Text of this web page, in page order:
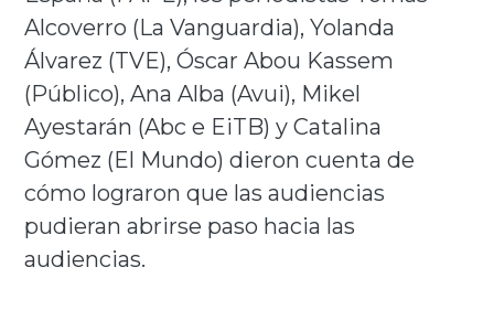
Alcoverro (La Vanguardia), Yolanda
Álvarez (TVE), Óscar Abou Kassem
(Público), Ana Alba (Avui), Mikel
Ayestarán (Abc e EiTB) y Catalina
Gómez (El Mundo) dieron cuenta de
cómo lograron que las audiencias
pudieran abrirse paso hacia las
audiencias.